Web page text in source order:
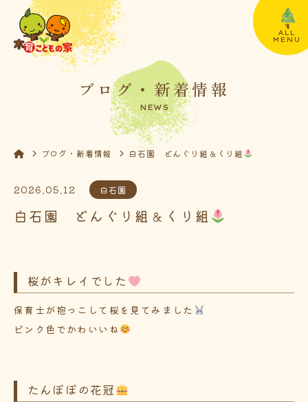
ALL
MENU
ブログ・新着情報
NEWS
ブログ・新着情報 白石園 どんぐり組＆くり組
2026.05.12 白石園
白石園 どんぐり組＆くり組
桜がキレイでした
保育士が抱っこして桜を見てみました
ピンク色でかわいいね
たんぽぽの花冠